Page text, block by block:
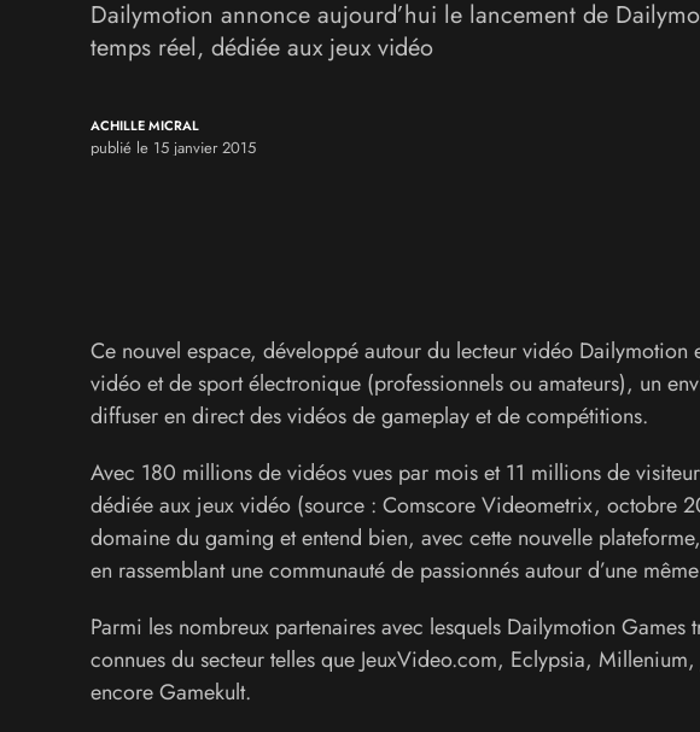
Dailymotion annonce aujourd’hui le lancement de
temps réel, dédiée aux jeux vidéo
ACHILLE MICRAL
publié le 15 janvier 2015
Ce nouvel espace, développé autour du lecteur vidéo
vidéo et de sport électronique (professionnels ou amateurs), un
diffuser en direct des vidéos de gameplay et de compétitions.
Avec 180 millions de vidéos vues par mois et 11 millions de
dédiée aux jeux vidéo (source : Comscore Videometrix, octobre
domaine du gaming et entend bien, avec cette nouvelle
en rassemblant une communauté de passionnés autour d’une
Parmi les nombreux partenaires avec lesquels Dailymotion
connues du secteur telles que JeuxVideo.com, Eclypsia,
encore Gamekult.